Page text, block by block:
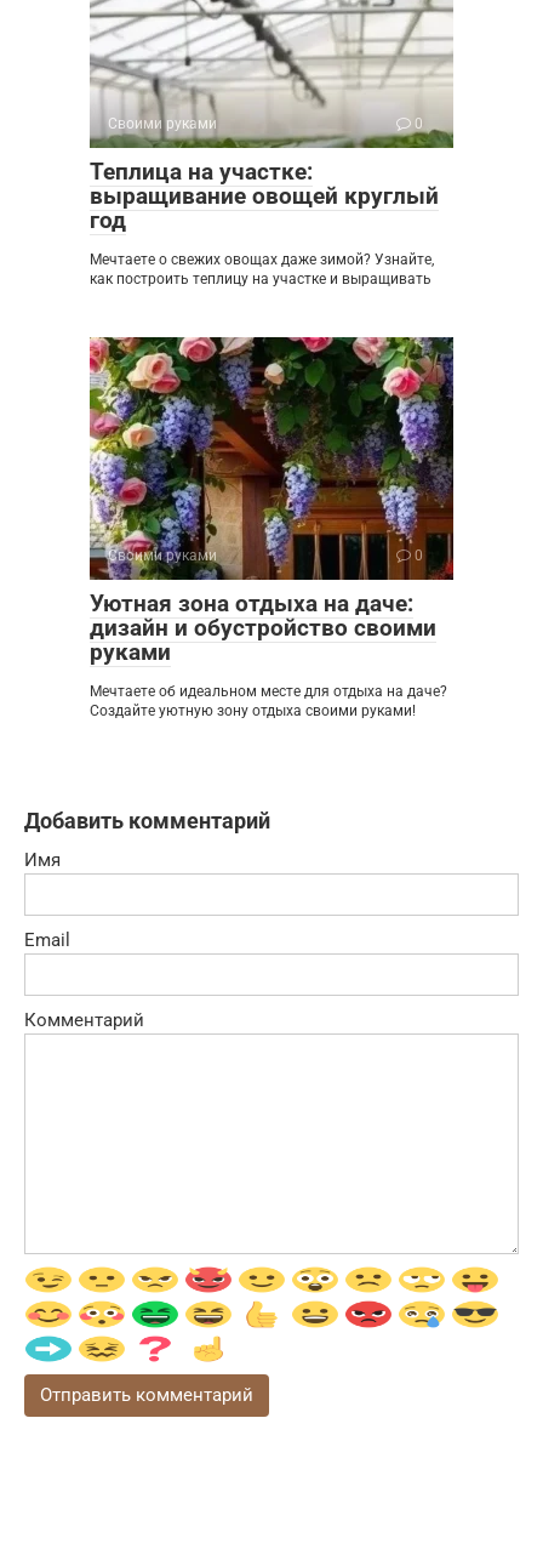
Своими руками 0
Теплица на участке:
выращивание овощей круглый
год
Мечтаете о свежих овощах даже зимой? Узнайте,
как построить теплицу на участке и выращивать
Своими руками 0
Уютная зона отдыха на даче:
дизайн и обустройство своими
руками
Мечтаете об идеальном месте для отдыха на даче?
Создайте уютную зону отдыха своими руками!
Добавить комментарий
Имя
Email
Комментарий